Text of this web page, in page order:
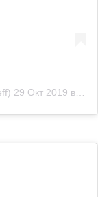
29 Окт 2019 в 2:43 PDT